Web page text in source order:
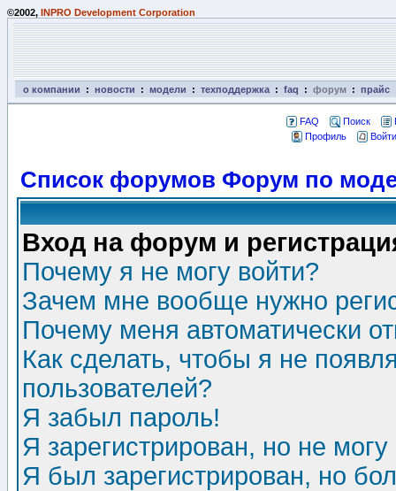
©2002, INPRO Development Corporation
о компании : новости : модели : техподдержка : faq : форум : прайс
FAQ Поиск
Профиль
Список форумов Форум по
Вход на форум и
Почему я не могу войти?
Зачем мне вообще нужно
Почему меня автоматически
Как сделать, чтобы я не
пользователей?
Я забыл пароль!
Я зарегистрирован, но не могу
Я был зарегистрирован, но